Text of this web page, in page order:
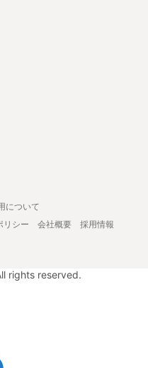
について
リシー 会社概要
採用情報
rights reserved.